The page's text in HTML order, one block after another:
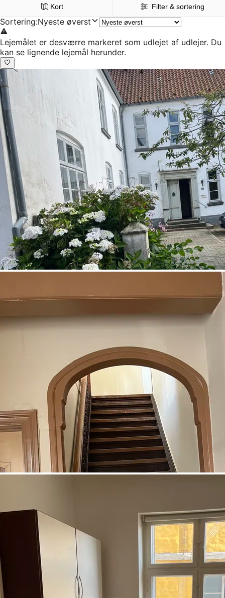
Kort Filter & sortering
Sortering:Nyeste øverst
Lejemålet er desværre markeret som udlejet af udlejer. Du
kan se lignende lejemål herunder.